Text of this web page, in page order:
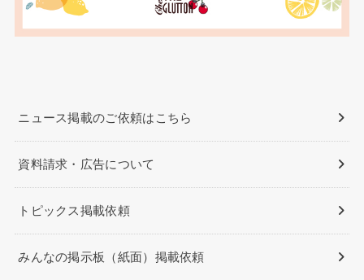
ニュース掲載のご依頼はこちら
資料請求・広告について
トピックス掲載依頼
みんなの掲示板（紙面）掲載依頼